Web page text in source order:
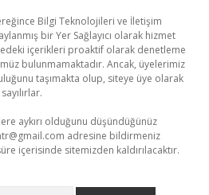
Bilgi Teknolojileri ve İletişim
bir Yer Sağlayıcı olarak hizmet
içerikleri proaktif olarak denetleme
bulunmamaktadır. Ancak, üyelerimiz
taşımakta olup, siteye üye olarak
aykırı olduğunu düşündüğünüz
adresine bildirmeniz
içerisinde sitemizden kaldırılacaktır.